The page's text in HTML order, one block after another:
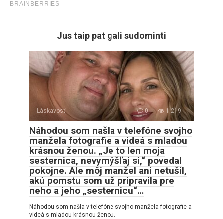
Jus taip pat gali sudominti
Láskavosť 0 1 219
Náhodou som našla v telefóne svojho
manžela fotografie a videá s mladou
krásnou ženou. „Je to len moja
sesternica, nevymýšľaj si,“ povedal
pokojne. Ale môj manžel ani netušil,
akú pomstu som už pripravila pre
neho a jeho „sesternicu“…
Náhodou som našla v telefóne svojho manžela fotografie a
videá s mladou krásnou ženou.